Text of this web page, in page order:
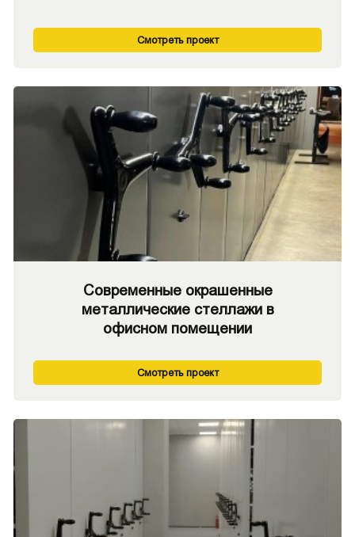
Смотреть проект
Современные окрашенные
металлические стеллажи в
офисном помещении
Смотреть проект